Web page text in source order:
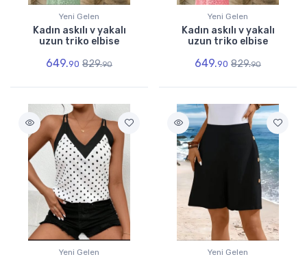
Yeni Gelen
Kadın askılı v yakalı
uzun triko elbise
649.90 829.90
Yeni Gelen
Kadın askılı v yakalı
uzun triko elbise
649.90 829.90
Yeni Gelen Yeni Gelen